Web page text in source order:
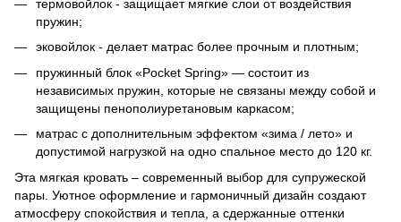
термовойлок - защищает мягкие слои от воздействия
пружин;
эковойлок - делает матрас более прочным и плотным;
пружинный блок «Pocket Spring» — состоит из
независимых пружин, которые не связаны между собой и
защищены пенополиуретановым каркасом;
матрас с дополнительным эффектом «зима / лето» и
допустимой нагрузкой на одно спальное место до 120 кг.
Эта мягкая кровать – современный выбор для супружеской
пары. Уютное оформление и гармоничный дизайн создают
атмосферу спокойствия и тепла, а сдержанные оттенки